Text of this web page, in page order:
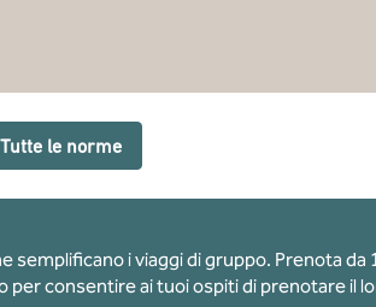
Tutte le norme
semplificano i viaggi di gruppo. Prenota
per consentire ai tuoi ospiti di prenotare il